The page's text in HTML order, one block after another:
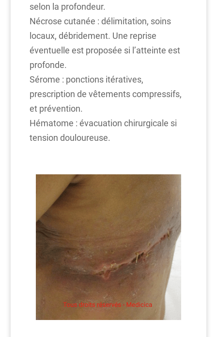
selon la profondeur.
Nécrose cutanée : délimitation, soins
locaux, débridement. Une reprise
éventuelle est proposée si l’atteinte est
profonde.
Sérome : ponctions itératives,
prescription de vêtements compressifs,
et prévention.
Hématome : évacuation chirurgicale si
tension douloureuse.